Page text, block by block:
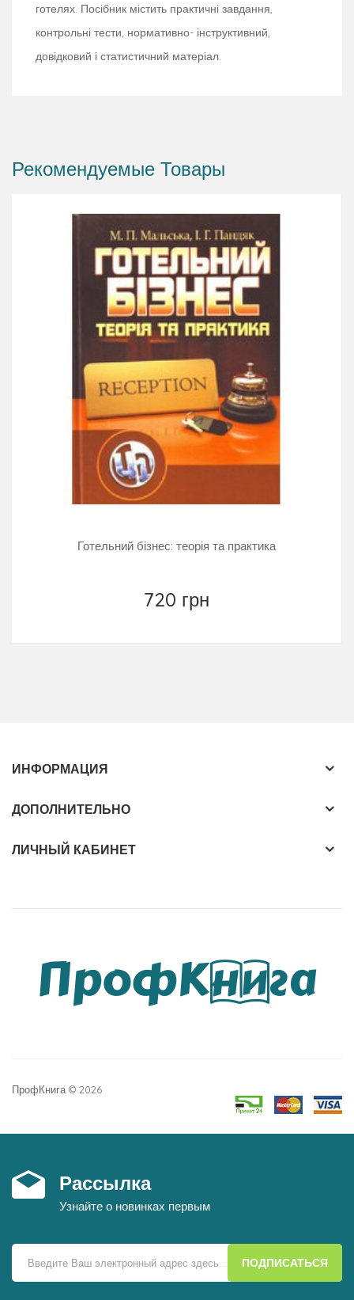
готелях. Посібник містить практичні завдання,
контрольні тести, нормативно- інструктивний,
довідковий і статистичний матеріал.
Рекомендуемые Товары
Готельний бізнес: теорія та практика
720 грн
ИНФОРМАЦИЯ
ДОПОЛНИТЕЛЬНО
ЛИЧНЫЙ КАБИНЕТ
ПрофКнига © 2026
Рассылка
Узнайте о новинках первым
ПОДПИСАТЬСЯ